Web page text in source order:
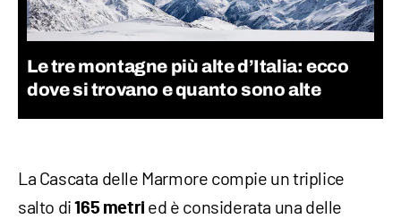
Le tre montagne più alte d’Italia: ecco
dove si trovano e quanto sono alte
La Cascata delle Marmore compie un triplice
salto di165 metri ed è considerata una delle